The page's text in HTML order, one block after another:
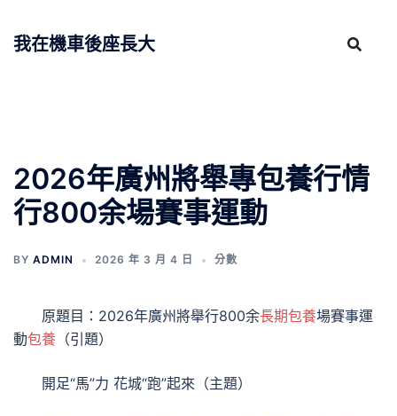
我在機車後座長大
2026年廣州將舉專包養行情
行800余場賽事運動
BY ADMIN 2026 年 3 月 4 日 分數
原題目：2026年廣州將舉行800余長期包養場賽事運
動包養 （引題）
開足“馬”力 花城“跑”起來（主題）